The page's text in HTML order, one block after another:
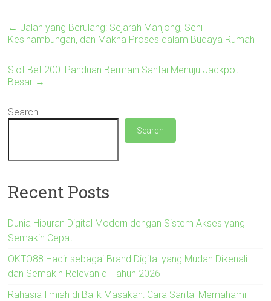
← Jalan yang Berulang: Sejarah Mahjong, Seni
Kesinambungan, dan Makna Proses dalam Budaya Rumah
Slot Bet 200: Panduan Bermain Santai Menuju Jackpot
Besar →
Search
Search
Recent Posts
Dunia Hiburan Digital Modern dengan Sistem Akses yang
Semakin Cepat
OKTO88 Hadir sebagai Brand Digital yang Mudah Dikenali
dan Semakin Relevan di Tahun 2026
Rahasia Ilmiah di Balik Masakan: Cara Santai Memahami